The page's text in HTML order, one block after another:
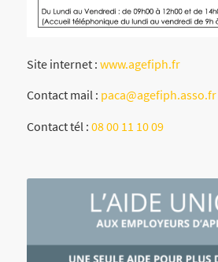
Site internet : www.agefiph.fr
Contact mail : paca@agefiph.asso.fr
Contact tél : 08 00 11 10 09